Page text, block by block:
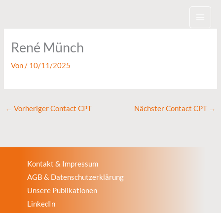
René Münch
Von/ 10/11/2025
← Vorheriger Contact CPT Nächster Contact CPT →
Kontakt & Impressum
AGB & Datenschutzerklärung
Unsere Publikationen
LinkedIn